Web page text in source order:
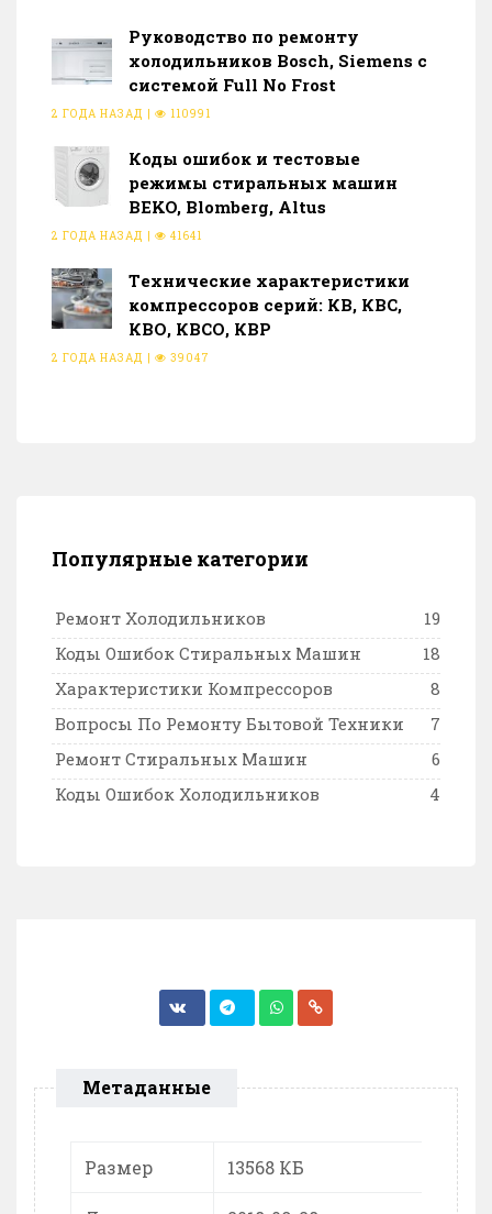
Руководство по ремонту
холодильников Bosch, Siemens с
системой Full No Frost
2 ГОДА НАЗАД | 110991
Коды ошибок и тестовые
режимы стиральных машин
BEKO, Blomberg, Altus
2 ГОДА НАЗАД | 41641
Тeхнические характеристики
компрессоров серий: КВ, КВС,
КВО, КВСО, КВР
2 ГОДА НАЗАД | 39047
Популярные категории
Ремонт Холодильников
19
Коды Ошибок Стиральных Машин
18
Характеристики Компрессоров
8
Вопросы По Ремонту Бытовой Техники
7
Ремонт Стиральных Машин
6
Коды Ошибок Холодильников
4
Метаданные
Размер 13568 КБ